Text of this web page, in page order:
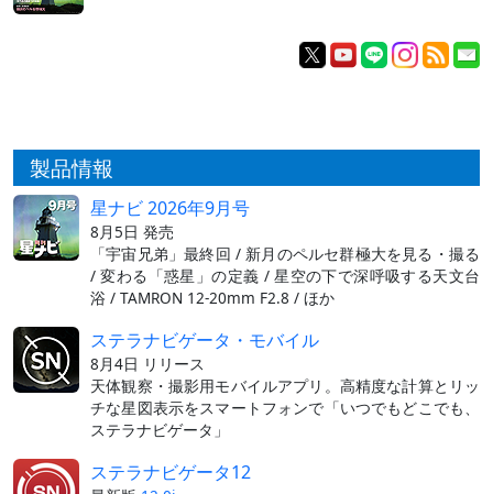
製品情報
星ナビ 2026年9月号
8月5日 発売
「宇宙兄弟」最終回 / 新月のペルセ群極大を見る・撮る
/ 変わる「惑星」の定義 / 星空の下で深呼吸する天文台
浴 / TAMRON 12-20mm F2.8 / ほか
ステラナビゲータ・モバイル
8月4日 リリース
天体観察・撮影用モバイルアプリ。高精度な計算とリッ
チな星図表示をスマートフォンで「いつでもどこでも、
ステラナビゲータ」
ステラナビゲータ12